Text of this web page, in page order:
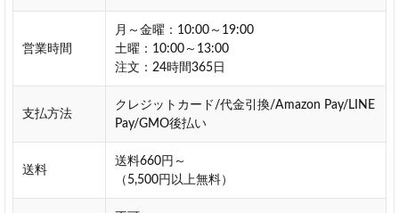
天
章
堂
の
評
価
レ
ビ
ュ
ー
高
営業時間
月～金曜：10:00～19:00
土曜：10:00～13:00
注文：24時間365日
支払方法
クレジットカード/代金引換/Amazon Pay/LINE
Pay/GMO後払い
送料
送料660円～
（5,500円以上無料）